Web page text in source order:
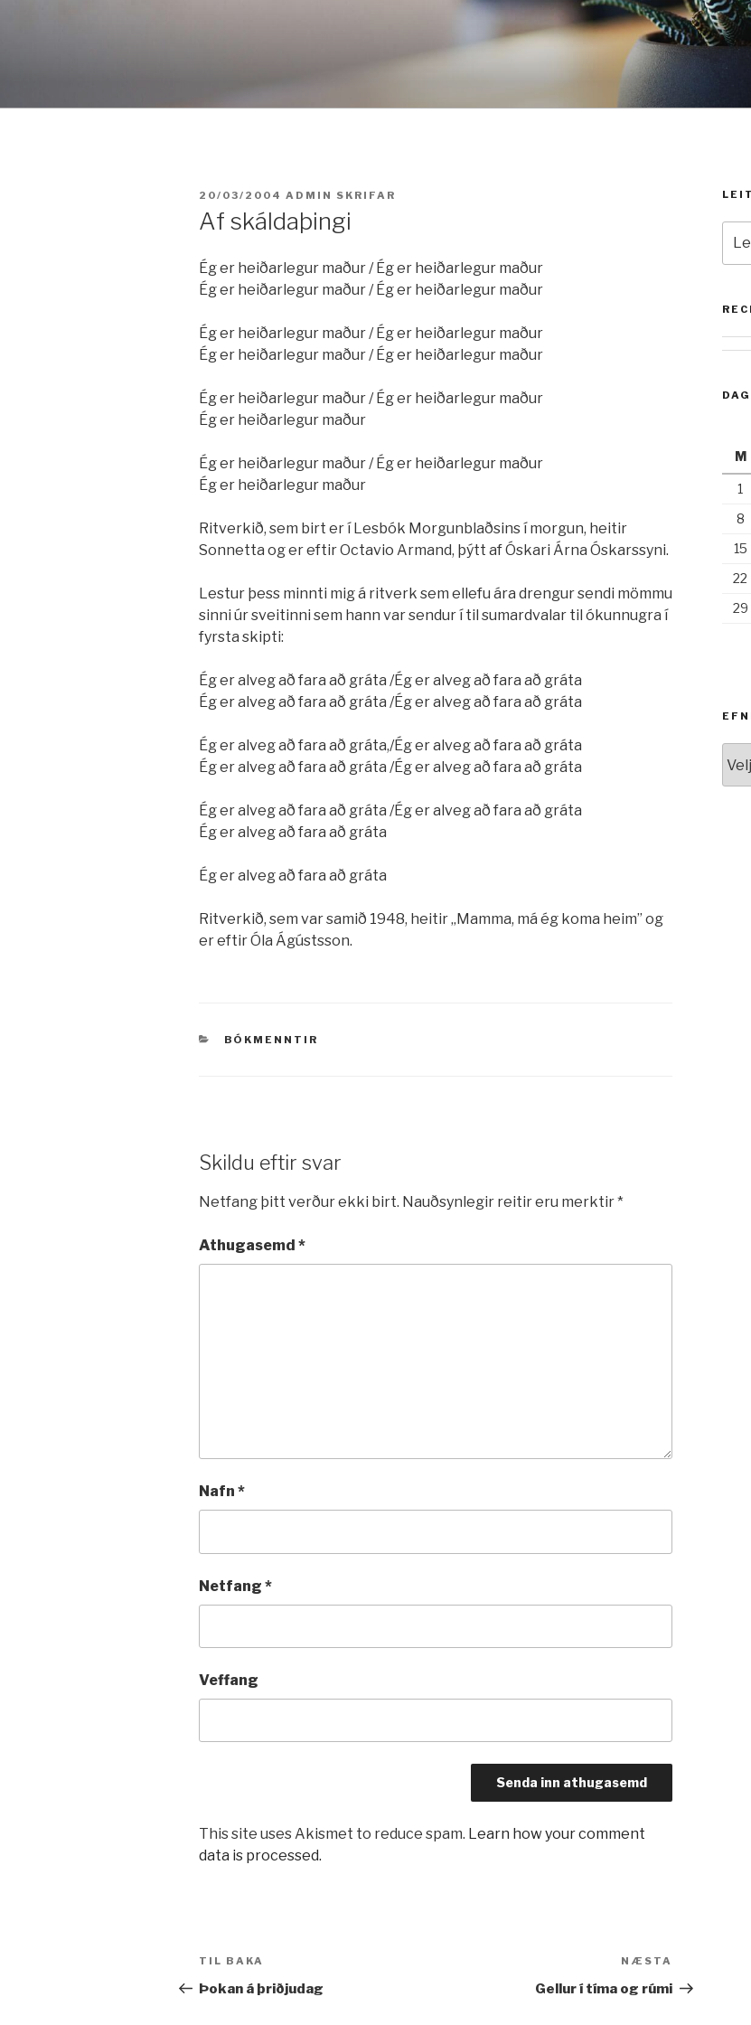
BIRT:
20/03/2004 ADMIN SKRIFAR
Af skáldaþingi
Ég er heiðarlegur maður / Ég er heiðarlegur maður
Ég er heiðarlegur maður / Ég er heiðarlegur maður
Ég er heiðarlegur maður / Ég er heiðarlegur maður
Ég er heiðarlegur maður / Ég er heiðarlegur maður
Ég er heiðarlegur maður / Ég er heiðarlegur maður
Ég er heiðarlegur maður
Ég er heiðarlegur maður / Ég er heiðarlegur maður
Ég er heiðarlegur maður
Ritverkið, sem birt er í Lesbók Morgunblaðsins í morgun, heitir
Sonnetta og er eftir Octavio Armand, þýtt af Óskari Árna Óskarssyni.
Lestur þess minnti mig á ritverk sem ellefu ára drengur sendi mömmu
sinni úr sveitinni sem hann var sendur í til sumardvalar til ókunnugra í
fyrsta skipti:
Ég er alveg að fara að gráta /Ég er alveg að fara að gráta
Ég er alveg að fara að gráta /Ég er alveg að fara að gráta
Ég er alveg að fara að gráta,/Ég er alveg að fara að gráta
Ég er alveg að fara að gráta /Ég er alveg að fara að gráta
Ég er alveg að fara að gráta /Ég er alveg að fara að gráta
Ég er alveg að fara að gráta
Ég er alveg að fara að gráta
Ritverkið, sem var samið 1948, heitir „Mamma, má ég koma heim” og
er eftir Óla Ágústsson.
VÖRUFLOKKAR
BÓKMENNTIR
Skildu eftir svar
Netfang þitt verður ekki birt. Nauðsynlegir reitir eru merktir*
Athugasemd *
Nafn *
Netfang *
Veffang
This site uses Akismet to reduce spam. Learn how your comment
data is processed.
Leiðarkerfi
færslu
Fyrri
færsla
TIL BAKA
Þokan á þriðjudag
færsla
NÆSTA
Gellur í tíma og rúmi
LEIT
að:
M
1
8
15
22
29